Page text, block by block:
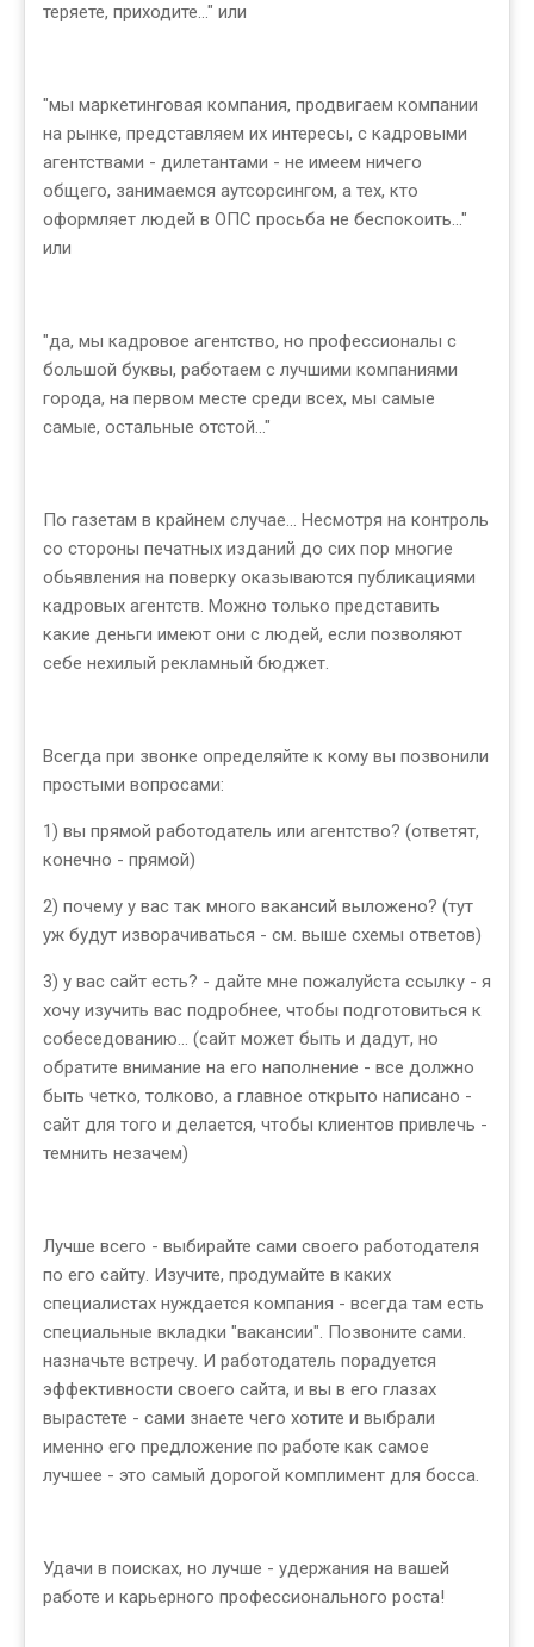
теряете, приходите..." или
"мы маркетинговая компания, продвигаем компании
на рынке, представляем их интересы, с кадровыми
агентствами - дилетантами - не имеем ничего
общего, занимаемся аутсорсингом, а тех, кто
оформляет людей в ОПС просьба не беспокоить..."
или
"да, мы кадровое агентство, но профессионалы с
большой буквы, работаем с лучшими компаниями
города, на первом месте среди всех, мы самые
самые, остальные отстой..."
По газетам в крайнем случае... Несмотря на контроль
со стороны печатных изданий до сих пор многие
обьявления на поверку оказываются публикациями
кадровых агентств. Можно только представить
какие деньги имеют они с людей, если позволяют
себе нехилый рекламный бюджет.
Всегда при звонке определяйте к кому вы позвонили
простыми вопросами:
1) вы прямой работодатель или агентство? (ответят,
конечно - прямой)
2) почему у вас так много вакансий выложено? (тут
уж будут изворачиваться - см. выше схемы ответов)
3) у вас сайт есть? - дайте мне пожалуйста ссылку - я
хочу изучить вас подробнее, чтобы подготовиться к
собеседованию... (сайт может быть и дадут, но
обратите внимание на его наполнение - все должно
быть четко, толково, а главное открыто написано -
сайт для того и делается, чтобы клиентов привлечь -
темнить незачем)
Лучше всего - выбирайте сами своего работодателя
по его сайту. Изучите, продумайте в каких
специалистах нуждается компания - всегда там есть
специальные вкладки "вакансии". Позвоните сами.
назначьте встречу. И работодатель порадуется
эффективности своего сайта, и вы в его глазах
вырастете - сами знаете чего хотите и выбрали
именно его предложение по работе как самое
лучшее - это самый дорогой комплимент для босса.
Удачи в поисках, но лучше - удержания на вашей
работе и карьерного профессионального роста!